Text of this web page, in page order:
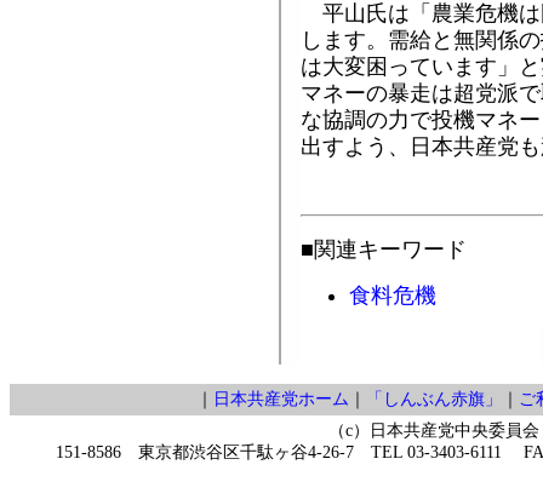
平山氏は「農業危機
します。需給と無関係
は大変困っています」
マネーの暴走は超党派
な協調の力で投機マネ
出すよう、日本共産党
■関連キーワード
食料危機
日本共産党ホーム 「しんぶん赤旗」
ご
（c）日本共産党中央委員会
151-8586 東京都渋谷区千駄ヶ谷4-26-7 TEL 03-3403-6111